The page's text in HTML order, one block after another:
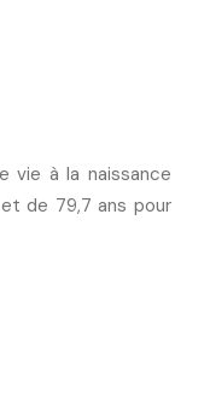
vie à la naissance
de 79,7 ans pour